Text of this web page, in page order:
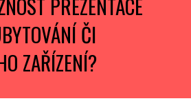
ČI
ZAŘÍZENÍ?